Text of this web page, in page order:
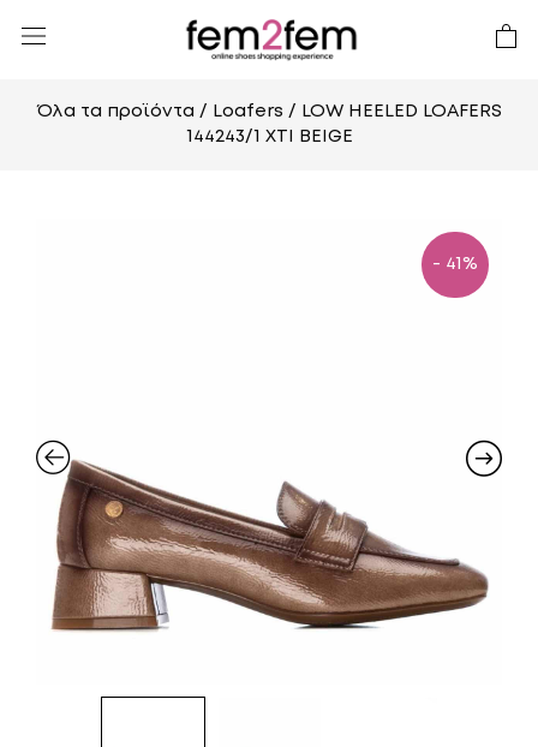
Όλα τα προϊόντα / Loafers / LOW HEELED LOAFERS
144243/1 XTI BEIGE
- 41%